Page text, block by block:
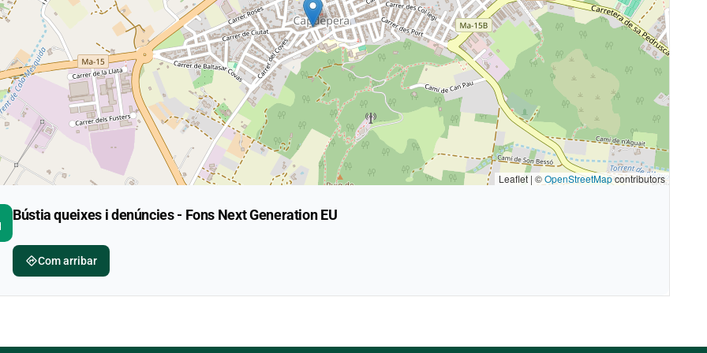
Leaflet | ©OpenStreetMapcontributors
Bústia queixes i denúncies - Fons Next Generation EU
directionsCom arribar